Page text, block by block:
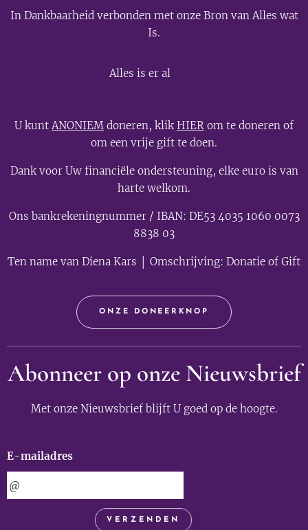
In Dankbaarheid verbonden met onze Bron van Alles wat
Is.
Alles is er al
U kuntANONIEM doneren, klikHIER om te doneren of
om een vrije gift te doen.
Dank voor Uw financiële ondersteuning, elke euro is van
harte welkom.
Ons bankrekeningnummer / IBAN: DE53 4035 1060 0073
8838 03
Ten name van Diena Kars │ Omschrijving: Donatie of Gift
ONZE DONEERKNOP
Abonneer op onze Nieuwsbrief
Met onze Nieuwsbrief blijft U goed op de hoogte.
E-mailadres
VERZENDEN